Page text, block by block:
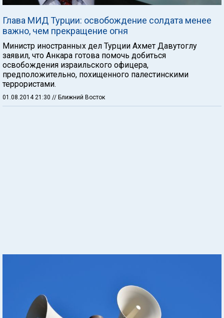
Глава МИД Турции: освобождение солдата менее
важно, чем прекращение огня
Министр иностранных дел Турции Ахмет Давутоглу
заявил, что Анкара готова помочь добиться
освобождения израильского офицера,
предположительно, похищенного палестинскими
террористами.
01.08.2014 21:30 // Ближний Восток